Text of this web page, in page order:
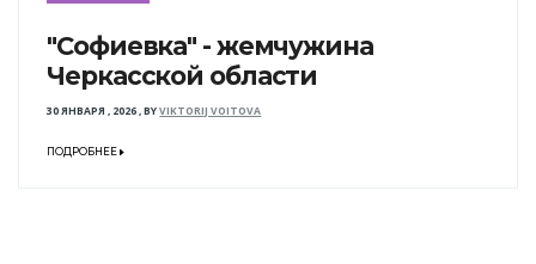
"Софиевка" - жемчужина
Черкасской области
30 ЯНВАРЯ , 2026,BYVIKTORIJ VOITOVA
ПОДРОБНЕЕ